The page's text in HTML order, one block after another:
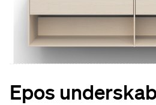
Epos